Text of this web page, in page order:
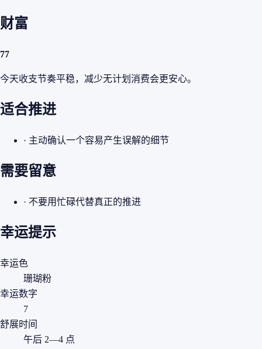
财富
77
今天收支节奏平稳，减少无计划消费会更安心。
适合推进
· 主动确认一个容易产生误解的细节
需要留意
· 不要用忙碌代替真正的推进
幸运提示
幸运色
珊瑚粉
幸运数字
7
舒展时间
午后 2—4 点